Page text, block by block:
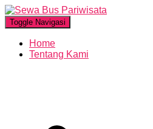
Toggle Navigasi
Home
Tentang Kami